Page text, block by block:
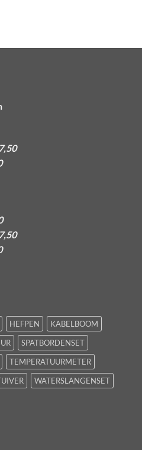
HEFPEN
KABELBOOM
SPATBORDENSET
TEMPERATUURMETER
WATERSLANGENSET